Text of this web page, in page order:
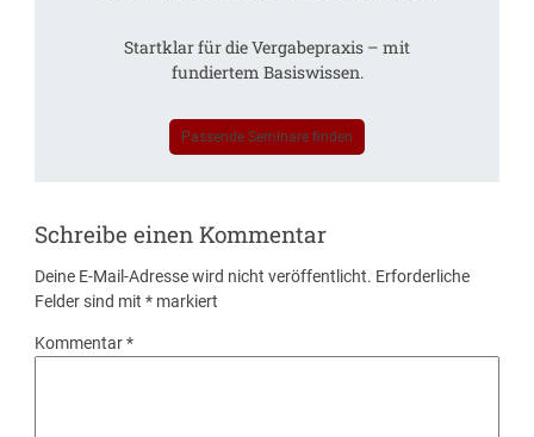
Startklar für die Vergabepraxis – mit
fundiertem Basiswissen.
Passende Seminare finden
Schreibe einen Kommentar
Deine E-Mail-Adresse wird nicht veröffentlicht. Erforderliche
Felder sind mit* markiert
Kommentar*